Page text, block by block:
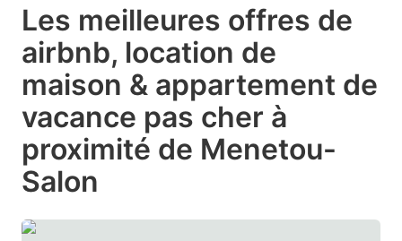
date.
Press
question
mark
key
a
date.
Press
question
mark
Les meilleures offres de
airbnb, location de
maison & appartement de
vacance pas cher à
proximité de Menetou-
Salon